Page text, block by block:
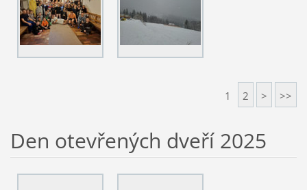
1 2 > >>
Den otevřených dveří 2025